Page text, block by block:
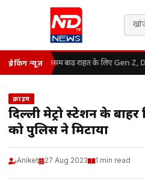
ब्रेकिंग न्यूज़ असम बाढ़ राहत के लिए Gen Z,
क्राइम
दिल्ली मेट्रो स्टेशन के
को पुलिस ने मिटाया
Aniket 27 Aug 2023 1 min read